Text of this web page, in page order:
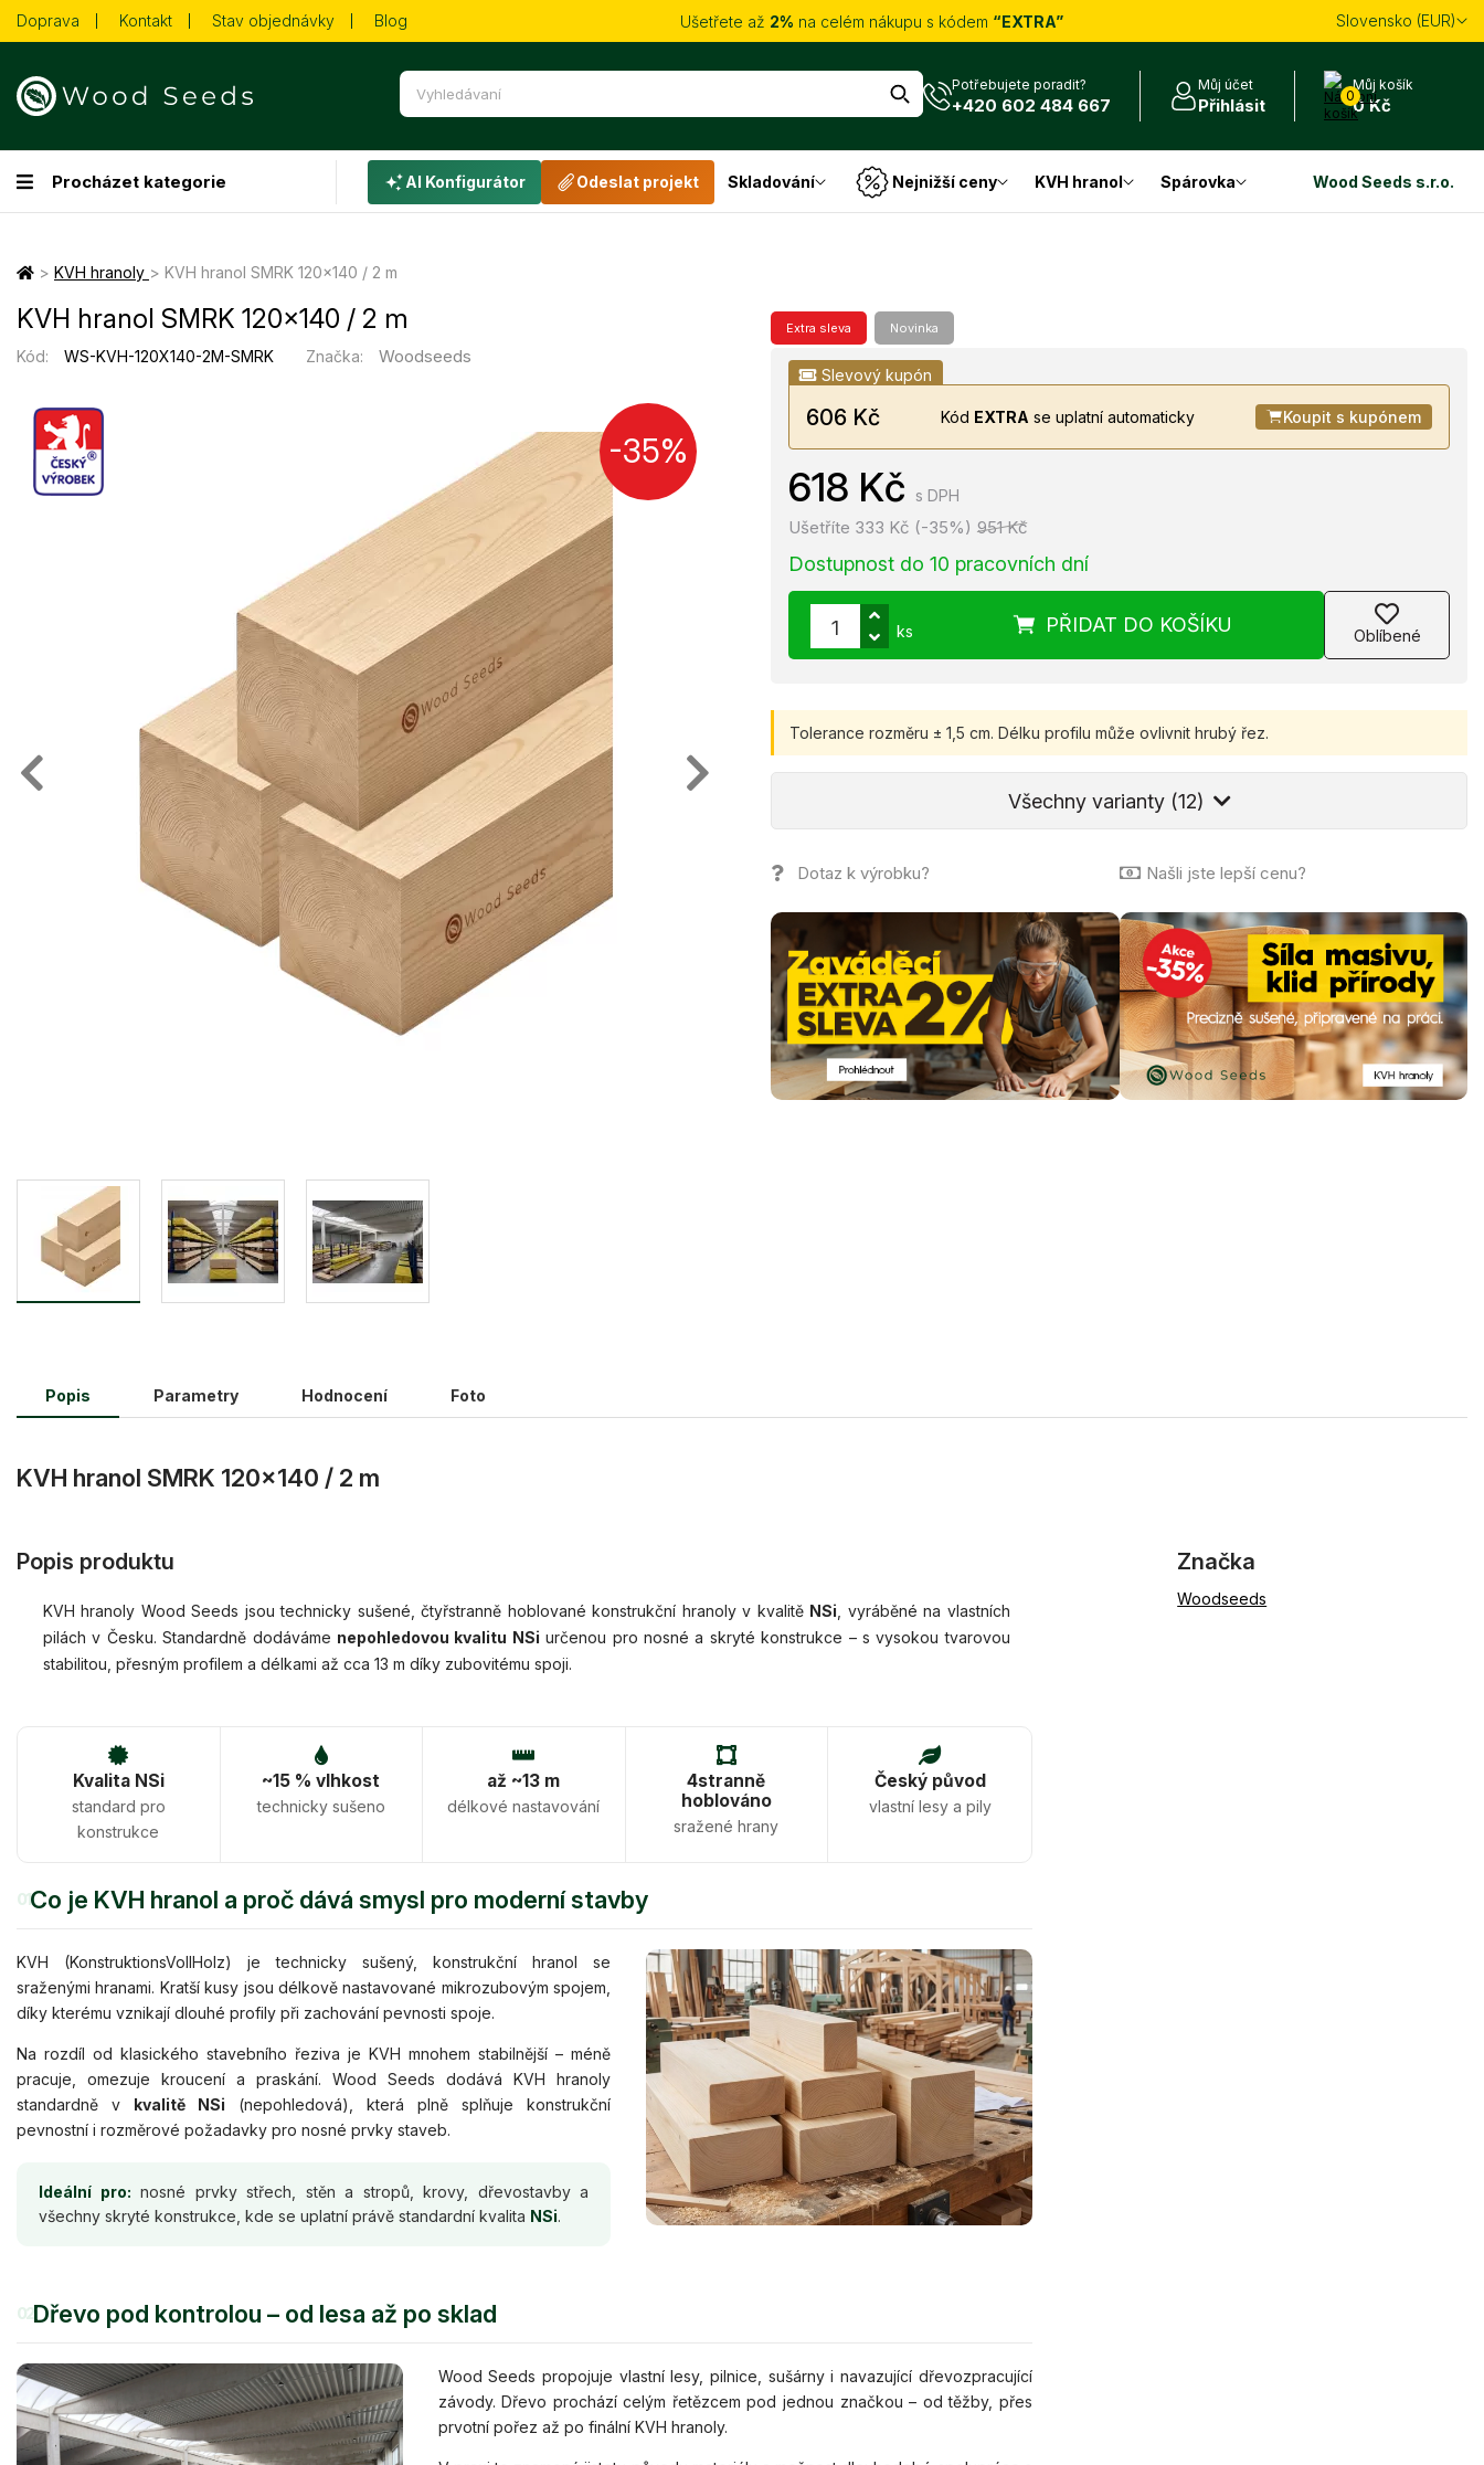
Doprava Kontakt Stav objednávky Blog Ušetřete až 2% na celém nákupu s kódem “EXTRA” Slovensko (EUR)
Potřebujete poradit?
+420 602 484 667
Můj účet
Přihlásit 0
Můj košík
0 Kč
Procházet kategorie AI Konfigurátor Odeslat projekt Skladování Nejnižší ceny KVH hranol Spárovka Wood Seeds s.r.o.
> KVH hranoly > KVH hranol SMRK 120×140 / 2 m
KVH hranol SMRK 120×140 / 2 m
Kód: WS-KVH-120X140-2M-SMRK Značka: Woodseeds
-35%
Extra sleva Novinka
Slevový kupón
606 Kč Kód EXTRA se uplatní automaticky Koupit s kupónem
618 Kč s DPH
951 Kč
Ušetříte 333 Kč (-35%)
Dostupnost do 10 pracovních dní
PŘIDAT DO KOŠÍKU
ks Oblíbené
Tolerance rozměru ± 1,5 cm. Délku profilu může ovlivnit hrubý řez.
Všechny varianty (12)
Dotaz k výrobku? Našli jste lepší cenu?
Popis Parametry Hodnocení Foto
KVH hranol SMRK 120×140 / 2 m
Popis produktu
KVH hranoly Wood Seeds jsou technicky sušené, čtyřstranně hoblované konstrukční hranoly v kvalitě NSi , vyráběné na vlastních
pilách v Česku. Standardně dodáváme nepohledovou kvalitu NSi určenou pro nosné a skryté konstrukce – s vysokou tvarovou
stabilitou, přesným profilem a délkami až cca 13 m díky zubovitému spoji.
Kvalita NSi
standard pro
konstrukce
~15 % vlhkost
technicky sušeno
až ~13 m
délkové nastavování
4stranně
hoblováno
sražené hrany
Český původ
vlastní lesy a pily
01Co je KVH hranol a proč dává smysl pro moderní stavby
KVH (KonstruktionsVollHolz) je technicky sušený, konstrukční hranol se
sraženými hranami. Kratší kusy jsou délkově nastavované mikrozubovým spojem,
díky kterému vznikají dlouhé profily při zachování pevnosti spoje.
Na rozdíl od klasického stavebního řeziva je KVH mnohem stabilnější – méně
pracuje, omezuje kroucení a praskání. Wood Seeds dodává KVH hranoly
standardně v kvalitě NSi (nepohledová), která plně splňuje konstrukční
pevnostní i rozměrové požadavky pro nosné prvky staveb.
Ideální pro: nosné prvky střech, stěn a stropů, krovy, dřevostavby a
všechny skryté konstrukce, kde se uplatní právě standardní kvalita NSi.
02Dřevo pod kontrolou – od lesa až po sklad
Wood Seeds propojuje vlastní lesy, pilnice, sušárny i navazující dřevozpracující
závody. Dřevo prochází celým řetězcem pod jednou značkou – od těžby, přes
prvotní pořez až po finální KVH hranoly.
Značka
Woodseeds